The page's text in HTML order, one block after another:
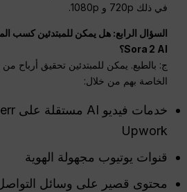
في ذلك 720p و 1080p.
السؤال الرابع: هل يمكن للمبتدئين كسب
Sora 2 AI؟
الخاصة بهم من خلال:
Upwork
قنوات يوتيوب مجهولة الهوية
محتوى قصير على وسائل